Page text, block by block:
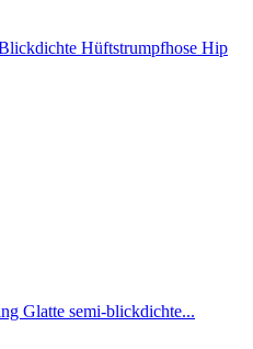
Hüftstrumpfhose Hip
Glatte semi-blickdichte...